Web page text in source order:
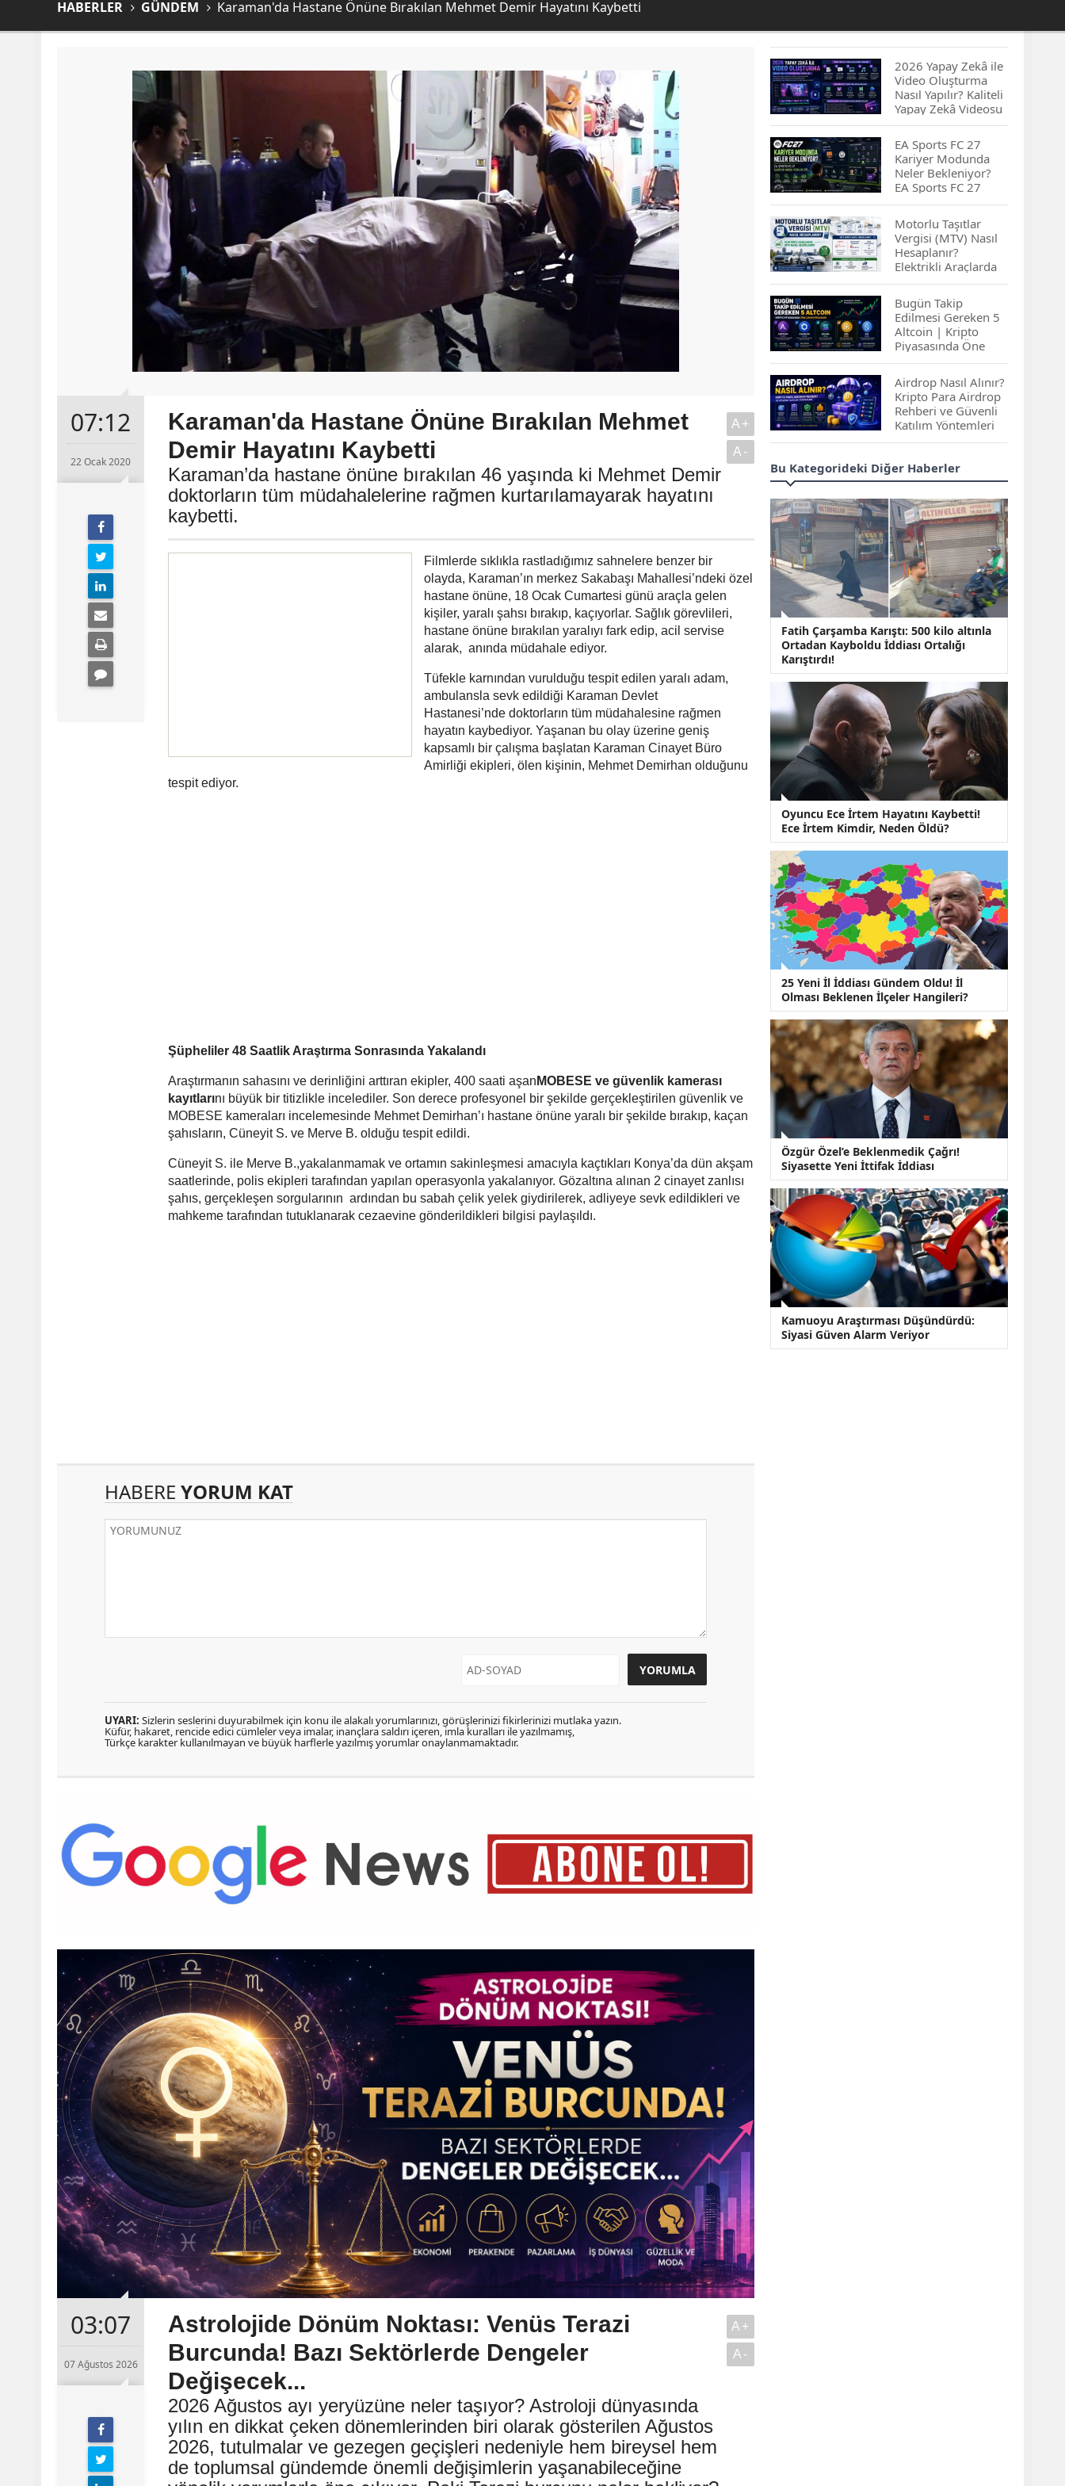
HABERLER GÜNDEM Karaman'da Hastane Önüne Bırakılan Mehmet Demir Hayatını Kaybetti
07:12
22 Ocak 2020
Karaman'da Hastane Önüne Bırakılan Mehmet
Demir Hayatını Kaybetti
Karaman’da hastane önüne bırakılan 46 yaşında ki Mehmet Demir
doktorların tüm müdahalelerine rağmen kurtarılamayarak hayatını
kaybetti.
A+
A-
Filmlerde sıklıkla rastladığımız sahnelere benzer bir
olayda, Karaman’ın merkez Sakabaşı Mahallesi’ndeki özel
hastane önüne, 18 Ocak Cumartesi günü araçla gelen
kişiler, yaralı şahsı bırakıp, kaçıyorlar. Sağlık görevlileri,
hastane önüne bırakılan yaralıyı fark edip, acil servise
alarak, anında müdahale ediyor.
Tüfekle karnından vurulduğu tespit edilen yaralı adam,
ambulansla sevk edildiği Karaman Devlet
Hastanesi’nde doktorların tüm müdahalesine rağmen
hayatın kaybediyor. Yaşanan bu olay üzerine geniş
kapsamlı bir çalışma başlatan Karaman Cinayet Büro
Amirliği ekipleri, ölen kişinin, Mehmet Demirhan olduğunu
tespit ediyor.
Şüpheliler 48 Saatlik Araştırma Sonrasında Yakalandı
Araştırmanın sahasını ve derinliğini arttıran ekipler, 400 saati aşan MOBESE ve güvenlik kamerası
kayıtlarını büyük bir titizlikle incelediler. Son derece profesyonel bir şekilde gerçekleştirilen güvenlik ve
MOBESE kameraları incelemesinde Mehmet Demirhan’ı hastane önüne yaralı bir şekilde bırakıp, kaçan
şahısların, Cüneyit S. ve Merve B. olduğu tespit edildi.
Cüneyit S. ile Merve B.,yakalanmamak ve ortamın sakinleşmesi amacıyla kaçtıkları Konya’da dün akşam
saatlerinde, polis ekipleri tarafından yapılan operasyonla yakalanıyor. Gözaltına alınan 2 cinayet zanlısı
şahıs, gerçekleşen sorgularının ardından bu sabah çelik yelek giydirilerek, adliyeye sevk edildikleri ve
mahkeme tarafından tutuklanarak cezaevine gönderildikleri bilgisi paylaşıldı.
HABERE YORUM KAT
UYARI: Sizlerin seslerini duyurabilmek için konu ile alakalı yorumlarınızı, görüşlerinizi fikirlerinizi mutlaka yazın.
Küfür, hakaret, rencide edici cümleler veya imalar, inançlara saldırı içeren, imla kuralları ile yazılmamış,
Türkçe karakter kullanılmayan ve büyük harflerle yazılmış yorumlar onaylanmamaktadır.
03:07
07 Ağustos 2026
Astrolojide Dönüm Noktası: Venüs Terazi
Burcunda! Bazı Sektörlerde Dengeler
Değişecek...
2026 Ağustos ayı yeryüzüne neler taşıyor? Astroloji dünyasında
yılın en dikkat çeken dönemlerinden biri olarak gösterilen Ağustos
2026, tutulmalar ve gezegen geçişleri nedeniyle hem bireysel hem
de toplumsal gündemde önemli değişimlerin yaşanabileceğine
A+
A-
2026 Yapay Zekâ ile
Video Oluşturma
Nasıl Yapılır? Kaliteli
Yapay Zekâ Videosu
Hazırlamanın
İpuçları...
EA Sports FC 27
Kariyer Modunda
Neler Bekleniyor?
EA Sports FC 27
Kariyer Modu
Yenilikleri…
Motorlu Taşıtlar
Vergisi (MTV) Nasıl
Hesaplanır?
Elektrikli Araçlarda
MTV Nasıl
Hesaplanır? MTV
Borcu Nasıl
Sorgulanır?
Bugün Takip
Edilmesi Gereken 5
Altcoin | Kripto
Piyasasında Öne
Çıkan Projeler
Airdrop Nasıl Alınır?
Kripto Para Airdrop
Rehberi ve Güvenli
Katılım Yöntemleri
Spot ve Vadeli İşlem
Arasındaki Farklar |
İçin Daha Uygun?
ABD-İran Anlaşması
Sonrası Altın Rekora
Koştu, Petrol
Fiyatları Sert Düştü
Temmuz 2026 Maaş
Zammı Netleşiyor!
Memur, Emekli ve
Yeni Oranlar
KOSGEB’den
KOBİ’lere Dev
Finansman Hamlesi:
36 Ay Vadeli 30
Milyon TL Destek
Emekli Maaşlarında
Temmuz Hesabı:
Zam Oranı ve Taban
Aylık İçin Yeni
Senaryolar
Bu Kategorideki Diğer Haberler
Fatih Çarşamba Karıştı: 500 kilo altınla
Ortadan Kayboldu İddiası Ortalığı
Karıştırdı!
Oyuncu Ece İrtem Hayatını Kaybetti!
Ece İrtem Kimdir, Neden Öldü?
25 Yeni İl İddiası Gündem Oldu! İl
Olması Beklenen İlçeler Hangileri?
Özgür Özel’e Beklenmedik Çağrı!
Siyasette Yeni İttifak İddiası
Kamuoyu Araştırması Düşündürdü:
Siyasi Güven Alarm Veriyor